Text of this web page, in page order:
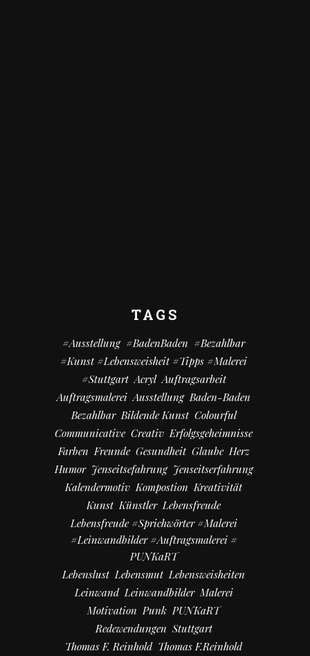
TAGS
#Ausstellung #BadenBaden #bezahlbar
#kunst #Lebensweisheit #Tipps #Malerei
#Stuttgart Acryl Auftragsarbeit
Auftragsmalerei Ausstellung Baden-Baden
Bezahlbar Bildende Kunst Colourful
Communicative Creativ Erfolgsgeheimnisse
Farben Freunde Gesundheit Glaube Herz
Humor Jenseitsefahrung Jenseitserfahrung
Kalendermotiv Kompostion Kreativität
Kunst Künstler Lebensfreude
Lebensfreude #Sprichwörter #Malerei
#Leinwandbilder #Auftragsmalerei #
PUNKaRT
Lebenslust Lebensmut Lebensweisheiten
Leinwand Leinwandbilder Malerei
Motivation Punk PUNKaRT
Redewendungen Stuttgart
Thomas F. Reinhold Thomas F.Reinhold